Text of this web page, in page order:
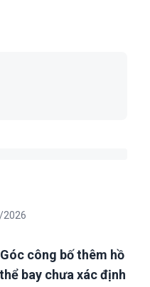
2026
công bố thêm hồ
bay chưa xác định